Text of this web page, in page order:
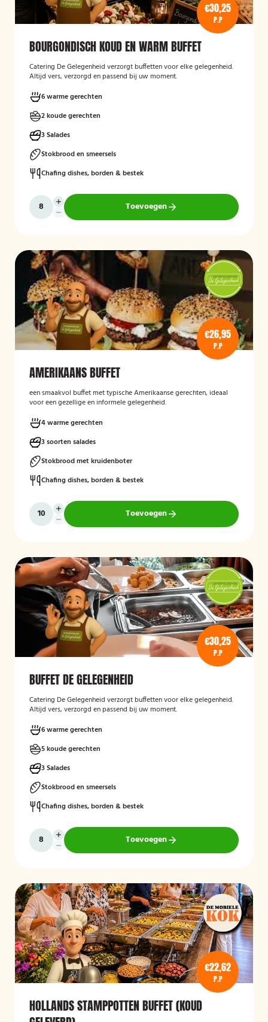
€30,25
P.P
BOURGONDISCH KOUD EN WARM BUFFET
Catering De Gelegenheid verzorgt buffetten voor elke gelegenheid.
Altijd vers, verzorgd en passend bij uw moment.
6 warme gerechten
2 koude gerechten
3 Salades
Stokbrood en smeersels
Chafing dishes, borden & bestek
Toevoegen
€26,95
P.P
AMERIKAANS BUFFET
een smaakvol buffet met typische Amerikaanse gerechten, ideaal
voor een gezellige en informele gelegenheid.
4 warme gerechten
3 soorten salades
Stokbrood met kruidenboter
Chafing dishes, borden & bestek
Toevoegen
€30,25
P.P
BUFFET DE GELEGENHEID
Catering De Gelegenheid verzorgt buffetten voor elke gelegenheid.
Altijd vers, verzorgd en passend bij uw moment.
6 warme gerechten
5 koude gerechten
3 Salades
Stokbrood en smeersels
Chafing dishes, borden & bestek
Toevoegen
€22,62
P.P
HOLLANDS STAMPPOTTEN BUFFET (KOUD